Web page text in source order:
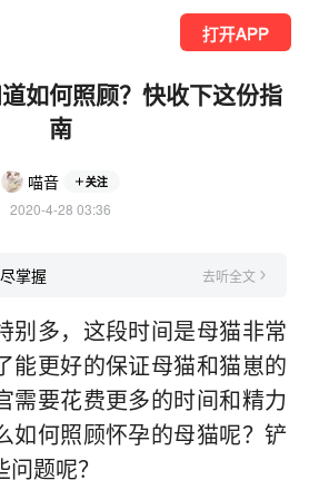
打开APP
如何照顾？快收下这份指
南
喵音 关注
2020-4-28 03:36
掌握 去听全文
别多，这段时间是母猫非常
能更好的保证母猫和猫崽的
需要花费更多的时间和精力
如何照顾怀孕的母猫呢？铲
题呢？